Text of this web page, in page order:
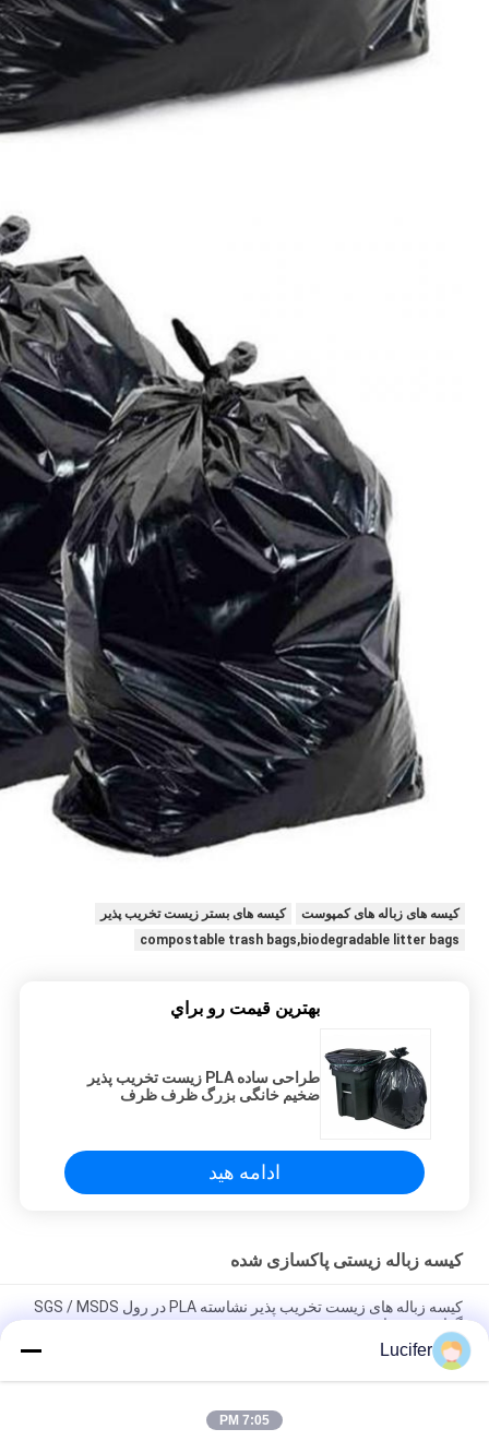
کیسه های زباله های کمپوست
کیسه های بستر زیست تخریب پذیر
compostable trash bags,biodegradable litter bags
بهترين قيمت رو براي
طراحی ساده PLA زیست تخریب پذیر
ضخیم خانگی بزرگ ظرف ظرف
ادامه هید
کیسه زباله زیستی پاکسازی شده
کیسه زباله های زیست تخریب پذیر نشاسته PLA در رول SGS / MSDS
گواهی شده است
کیسه های سطل زباله پلاستیکی سفارشی شده، کیسه زباله های رنگی
زیستی پلاستیکی
کیسه های زباله زیستی 100٪ PLA مواد پلاستیکی ساخته شده با لوگو
Lucifer
7:05 PM